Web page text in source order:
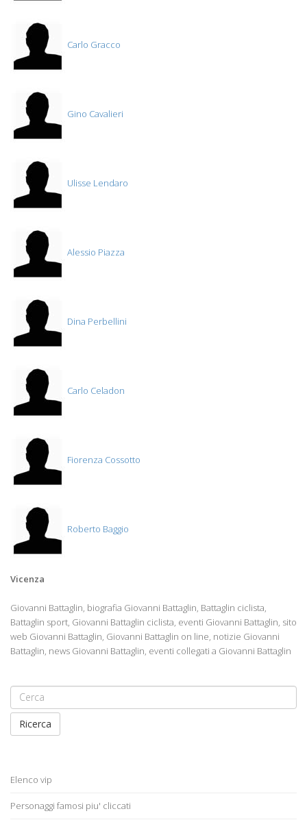
Carlo Gracco
Gino Cavalieri
Ulisse Lendaro
Alessio Piazza
Dina Perbellini
Carlo Celadon
Fiorenza Cossotto
Roberto Baggio
Vicenza
Giovanni Battaglin, biografia Giovanni Battaglin, Battaglin ciclista,
Battaglin sport, Giovanni Battaglin ciclista, eventi Giovanni Battaglin, sito
web Giovanni Battaglin, Giovanni Battaglin on line, notizie Giovanni
Battaglin, news Giovanni Battaglin, eventi collegati a Giovanni Battaglin
Ricerca
Elenco vip
Personaggi famosi piu' cliccati